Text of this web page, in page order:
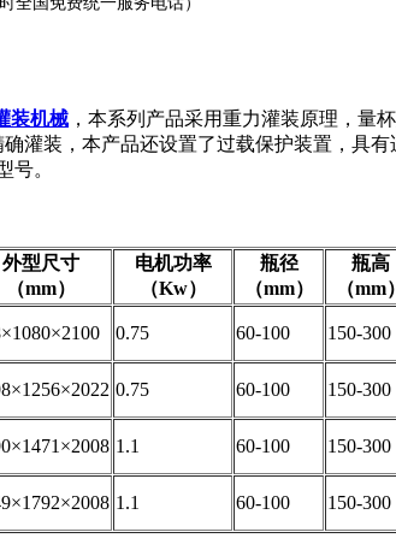
装机械 ，本系列产品采用重力灌装原理，量
确灌装，本产品还设置了过载保护装置，具
号。
外型尺寸
（mm）
电机功率
（Kw）
瓶径
（mm）
瓶高
（mm）
0.75 60-100 150-300
0.75 60-100 150-300
1.1 60-100 150-300
1.1 60-100 150-300